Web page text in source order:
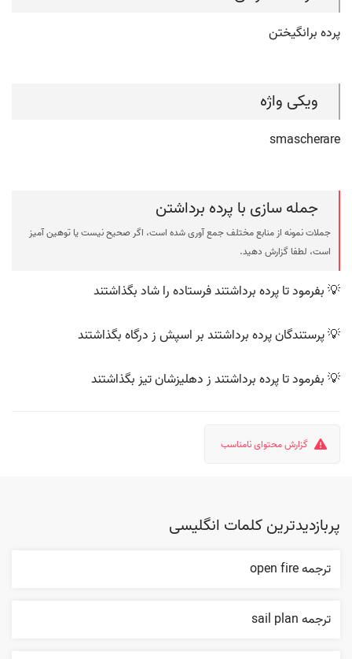
پرده برانگیختن
ویکی واژه
smascherare
جمله سازی با پرده برداشتن
جملات نمونه از منابع مختلف جمع آوری شده است، اگر صحیح نیست یا توهین آمیز
است، لطفا گزارش دهید.
💡 بفرمود تا پرده برداشتند فرستاده را شاد بگذاشتند
💡 پرستندگان پرده برداشتند بر اسپش ز درگاه بگذاشتند
💡 بفرمود تا پرده برداشتند ز دهلیزشان تیز بگذاشتند
گزارش محتوای نامناسب
پربازدیدترین کلمات انگلیسی
ترجمه open fire
ترجمه sail plan